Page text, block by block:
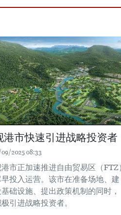
港市快速引进战略投资者
09/2025 08:33
市正加速推进自由贸易区（FTZ
早投入运营。该市在准备场地、建
础设施、提出政策机制的同时，
引进战略投资者。